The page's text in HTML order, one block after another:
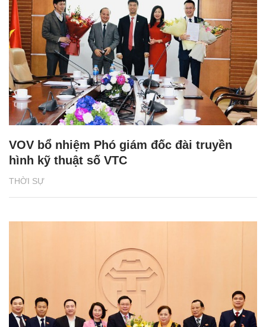
THỜI SỰ
VOV bổ nhiệm Phó giám đốc đài truyền
hình kỹ thuật số VTC